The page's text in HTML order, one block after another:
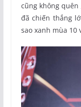
cũng không
đã chiến thắng
sao xanh mùa 10